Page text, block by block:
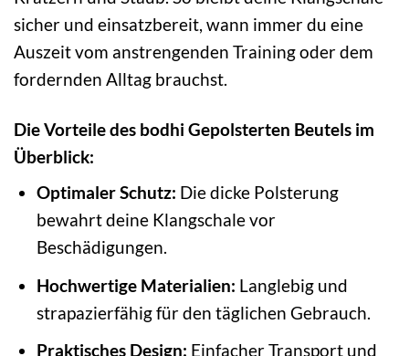
sicher und einsatzbereit, wann immer du eine
Auszeit vom anstrengenden Training oder dem
fordernden Alltag brauchst.
Die Vorteile des bodhi Gepolsterten Beutels im
Überblick:
Optimaler Schutz: Die dicke Polsterung
bewahrt deine Klangschale vor
Beschädigungen.
Hochwertige Materialien: Langlebig und
strapazierfähig für den täglichen Gebrauch.
Praktisches Design: Einfacher Transport und